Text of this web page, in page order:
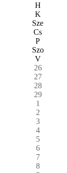
H
K
Sze
Cs
P
Szo
V
26
27
28
29
1
2
3
4
5
6
7
8